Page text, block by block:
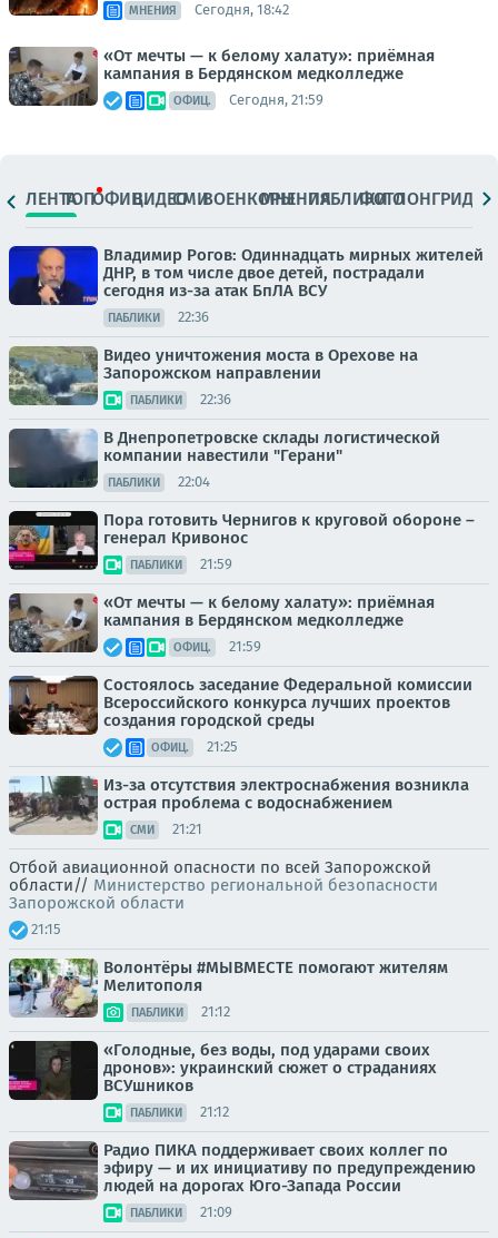
МНЕНИЯ Сегодня, 18:42
«От мечты — к белому халату»: приёмная
кампания в Бердянском медколледже
ОФИЦ. Сегодня, 21:59
ЛЕНТАТОПОФИЦ.ВИДЕОСМИВОЕНКОРЫМНЕНИЯПАБЛИКИ
ФОТОЛОНГРИДЫ
Владимир Рогов: Одиннадцать мирных жителей
ДНР, в том числе двое детей, пострадали
сегодня из-за атак БпЛА ВСУ
ПАБЛИКИ 22:36
Видео уничтожения моста в Орехове на
Запорожском направлении
ПАБЛИКИ 22:36
В Днепропетровске склады логистической
компании навестили "Герани"
ПАБЛИКИ 22:04
Пора готовить Чернигов к круговой обороне –
генерал Кривонос
ПАБЛИКИ 21:59
«От мечты — к белому халату»: приёмная
кампания в Бердянском медколледже
ОФИЦ. 21:59
Состоялось заседание Федеральной комиссии
Всероссийского конкурса лучших проектов
создания городской среды
ОФИЦ. 21:25
Из-за отсутствия электроснабжения возникла
острая проблема с водоснабжением
СМИ 21:21
Отбой авиационной опасности по всей Запорожской
области// Министерство региональной безопасности
Запорожской области
21:15
Волонтёры #МЫВМЕСТЕ помогают жителям
Мелитополя
ПАБЛИКИ 21:12
«Голодные, без воды, под ударами своих
дронов»: украинский сюжет о страданиях
ВСУшников
ПАБЛИКИ 21:12
Радио ПИКА поддерживает своих коллег по
эфиру — и их инициативу по предупреждению
людей на дорогах Юго-Запада России
ПАБЛИКИ 21:09